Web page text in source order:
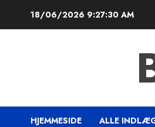
18/06/2026 9:27:31 AM
HJEMMESIDE ALLE